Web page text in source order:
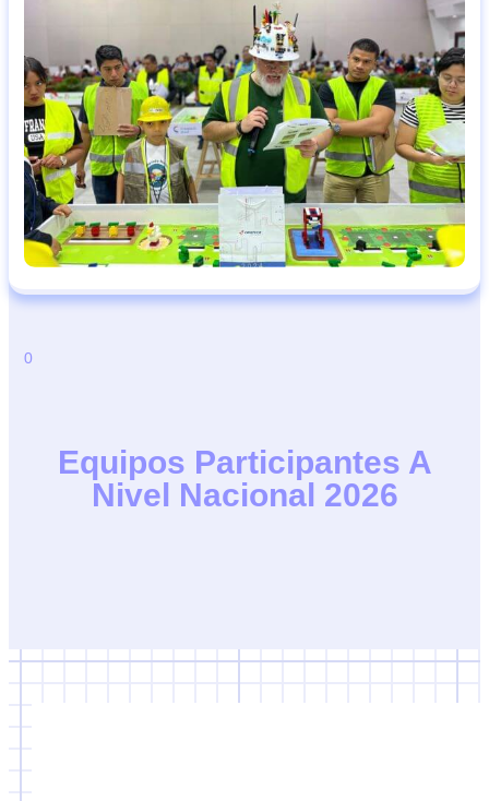
0
Equipos Participantes A
Nivel Nacional 2026